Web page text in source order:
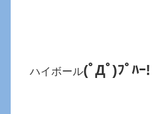
ハイボール(ﾟДﾟ)ﾌﾟﾊｰ!